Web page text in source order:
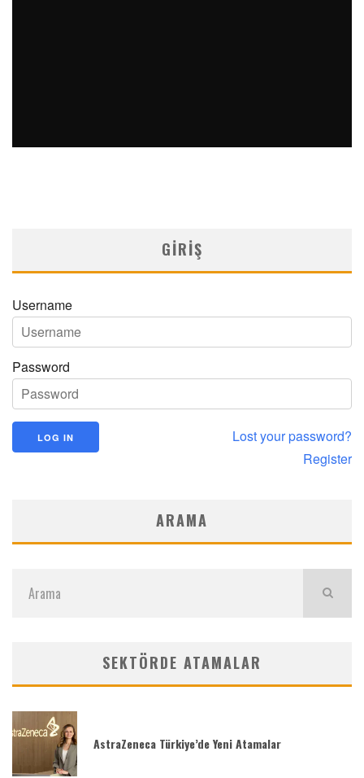
GIRIŞ
Username
Password
Lost your password?
Register
ARAMA
SEKTÖRDE ATAMALAR
AstraZeneca Türkiye’de Yeni Atamalar